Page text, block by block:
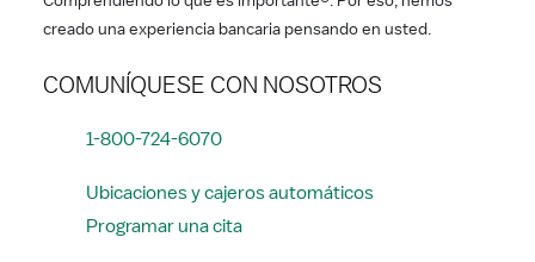
creado una experiencia bancaria pensando en usted.
COMUNÍQUESE CON NOSOTROS
1-800-724-6070
Ubicaciones y cajeros automáticos
Programar una cita